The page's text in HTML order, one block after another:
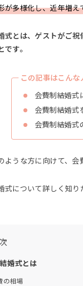
が多様化し、近年増
式とは、ゲストがご
です。
この記事はこんな
会費制結婚式
会費制結婚式
会費制結婚式
ような方に向けて、会
式について詳しく知り
婚式とは
の相場